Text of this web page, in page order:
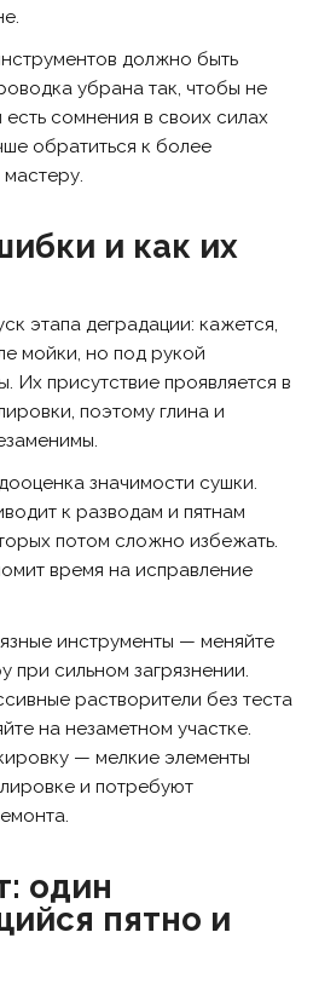
должно быть
убрана так, чтобы не
сомнения в своих силах
обратиться к более
и как их
этапа деградации: кажется,
мойки, но под рукой
Их присутствие проявляется в
поэтому глина и
значимости сушки.
к разводам и пятнам
потом сложно избежать.
время на исправление
инструменты — меняйте
при сильном загрязнении.
растворители без теста
на незаметном участке.
— мелкие элементы
и потребуют
один
пятно и